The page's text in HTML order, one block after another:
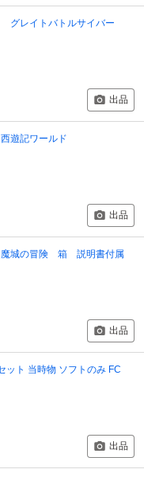
グレイトバトルサイバー
出品
遊記ワールド
出品
城の冒険 箱 説明書付属
出品
ット 当時物 ソフトのみ FC
出品